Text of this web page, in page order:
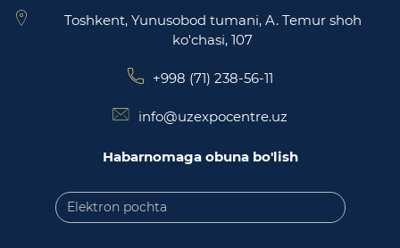
Toshkent, Yunusobod tumani, A. Temur shoh
ko'chasi, 107
+998 (71) 238-56-11
info@uzexpocentre.uz
Habarnomaga obuna bo'lish